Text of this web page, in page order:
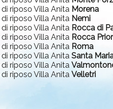
di riposo Villa Anita Morena
di riposo Villa Anita Nemi
di riposo Villa Anita Rocca di
di riposo Villa Anita Rocca
di riposo Villa Anita Roma
di riposo Villa AnitaSanta
di riposo Villa Anita
di riposo Villa AnitaVelletri